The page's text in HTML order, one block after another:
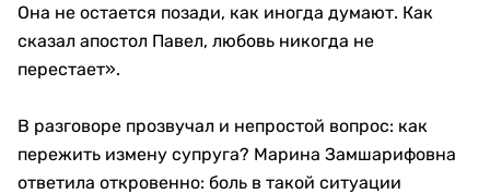
Она не остается позади, как иногда думают. Как
сказал апостол Павел, любовь никогда не
перестает».
В разговоре прозвучал и непростой вопрос: как
пережить измену супруга? Марина Замшарифовна
ответила откровенно: боль в такой ситуации